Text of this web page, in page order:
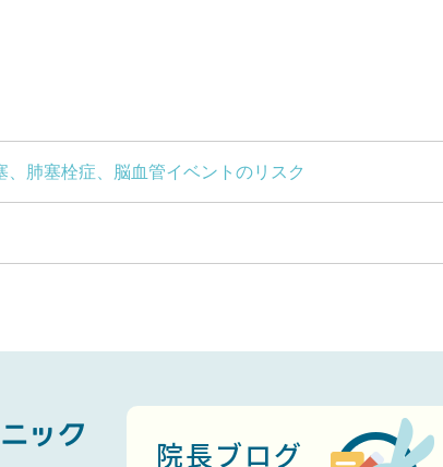
肺塞栓症、脳血管イベントのリスク
院長ブログ